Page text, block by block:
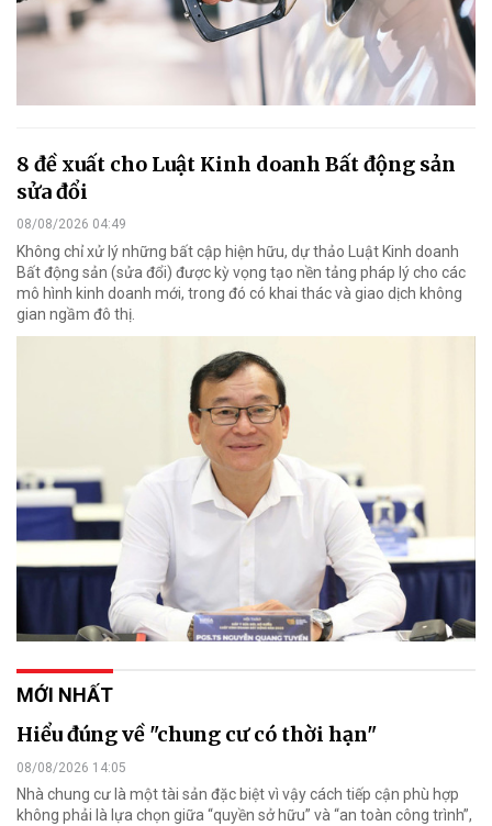
8 đề xuất cho Luật Kinh doanh Bất động sản
sửa đổi
08/08/2026 04:49
Không chỉ xử lý những bất cập hiện hữu, dự thảo Luật Kinh doanh
Bất động sản (sửa đổi) được kỳ vọng tạo nền tảng pháp lý cho các
mô hình kinh doanh mới, trong đó có khai thác và giao dịch không
gian ngầm đô thị.
MỚI NHẤT
Hiểu đúng về "chung cư có thời hạn"
08/08/2026 14:05
Nhà chung cư là một tài sản đặc biệt vì vậy cách tiếp cận phù hợp
không phải là lựa chọn giữa “quyền sở hữu” và “an toàn công trình”,